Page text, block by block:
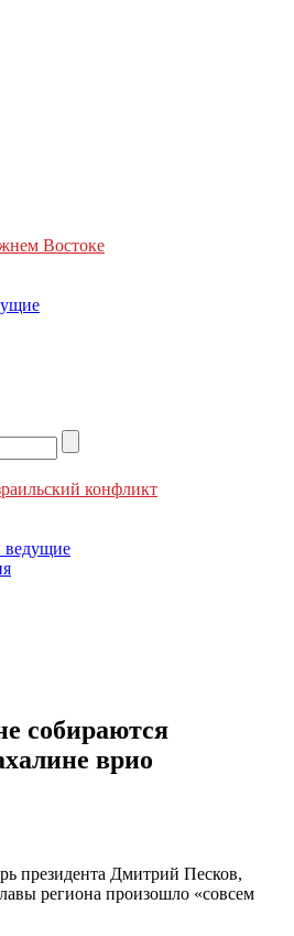
Востоке
конфликт
собираются
врио
президента Дмитрий Песков,
региона произошло «совсем